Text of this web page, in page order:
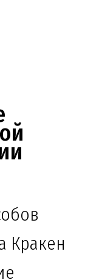
Кракен